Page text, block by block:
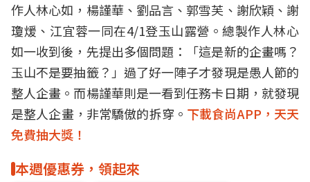
作人林心如，楊謹華、劉品言、郭雪芙、謝欣穎、謝
瓊煖、江宜蓉一同在4/1登玉山露營。總製作人林心
如一收到後，先提出多個問題：「這是新的企畫嗎？
玉山不是要抽籤？」過了好一陣子才發現是愚人節的
整人企畫。而楊謹華則是一看到任務卡日期，就發現
是整人企畫，非常驕傲的拆穿。 下載食尚APP，天天
免費抽大獎！
本週優惠券，領起來